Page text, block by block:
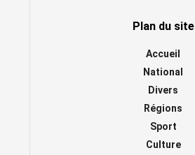
Plan du site
Accueil
National
Divers
Régions
Sport
Culture